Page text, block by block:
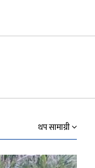
थप सामाग्री